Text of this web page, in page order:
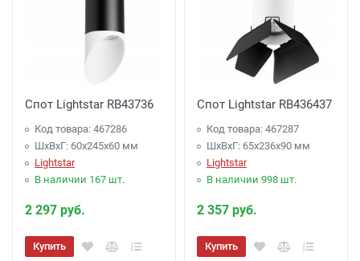
Спот Lightstar RB43736
Код товара: 467286
ШхВхГ: 60x245x60 мм
Lightstar
В наличии 167 шт.
2 297 руб.
Купить
Спот Lightstar RB436437
Код товара: 467287
ШхВхГ: 65x236x90 мм
Lightstar
В наличии 998 шт.
2 357 руб.
Купить